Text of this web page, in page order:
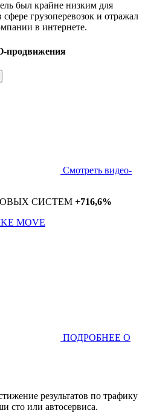
был крайне низким для
грузоперевозок и отражал
в интернете.
продвижения
Смотреть видео-
СИСТЕМ +716,6%
ПОДРОБНЕЕ О
результатов по трафику
сто или автосервиса.